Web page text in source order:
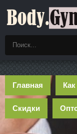
Главная Как
Скидки